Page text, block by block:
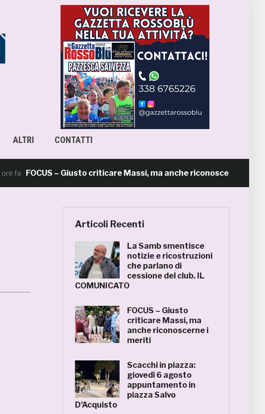
ALTRI CONTATTI
FOCUS – Giusto criticare Massi, ma anche riconoscerne i meriti
Articoli Recenti
La Samb smentisce
notizie e ricostruzioni
che parlano di
cessione del club. IL
COMUNICATO
FOCUS – Giusto
criticare Massi, ma
anche riconoscerne i
meriti
Scacchi in piazza:
giovedì 6 agosto
appuntamento in
piazza Salvo
D’Acquisto